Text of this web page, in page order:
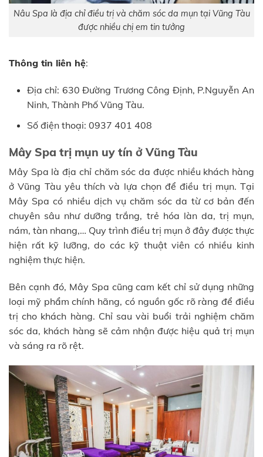
Nâu Spa là địa chỉ điều trị và chăm sóc da mụn tại Vũng Tàu
được nhiều chị em tin tưởng
Thông tin liên hệ:
Địa chỉ: 630 Đường Trương Công Định, P.Nguyễn An
Ninh, Thành Phố Vũng Tàu.
Số điện thoại: 0937 401 408
Mây Spa trị mụn uy tín ở Vũng Tàu
Mây Spa là địa chỉ chăm sóc da được nhiều khách hàng
ở Vũng Tàu yêu thích và lựa chọn để điều trị mụn. Tại
Mây Spa có nhiều dịch vụ chăm sóc da từ cơ bản đến
chuyên sâu như dưỡng trắng, trẻ hóa làn da, trị mụn,
nám, tàn nhang,… Quy trình điều trị mụn ở đây được thực
hiện rất kỹ lưỡng, do các kỹ thuật viên có nhiều kinh
nghiệm thực hiện.
Bên cạnh đó, Mây Spa cũng cam kết chỉ sử dụng những
loại mỹ phẩm chính hãng, có nguồn gốc rõ ràng để điều
trị cho khách hàng. Chỉ sau vài buổi trải nghiệm chăm
sóc da, khách hàng sẽ cảm nhận được hiệu quả trị mụn
và sáng ra rõ rệt.